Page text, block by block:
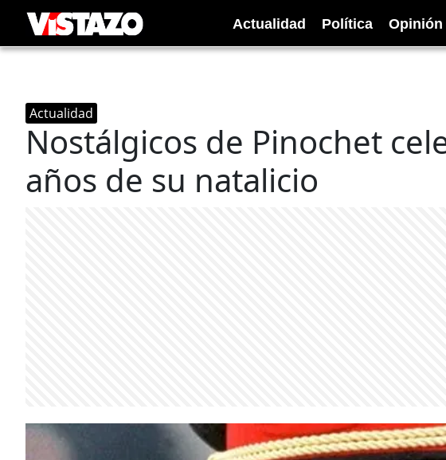
Actualidad Política Opinión
Actualidad
Nostálgicos de Pinochet
años de su natalicio